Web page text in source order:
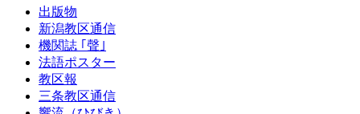
出版物
新潟教区通信
機関誌 ｢聲｣
法語ポスター
教区報
三条教区通信